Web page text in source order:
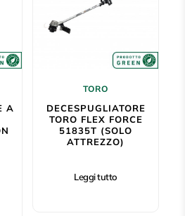
A
TORO
DECESPUGLIATORE
TORO FLEX FORCE
51835T (SOLO
ATTREZZO)
Leggi tutto